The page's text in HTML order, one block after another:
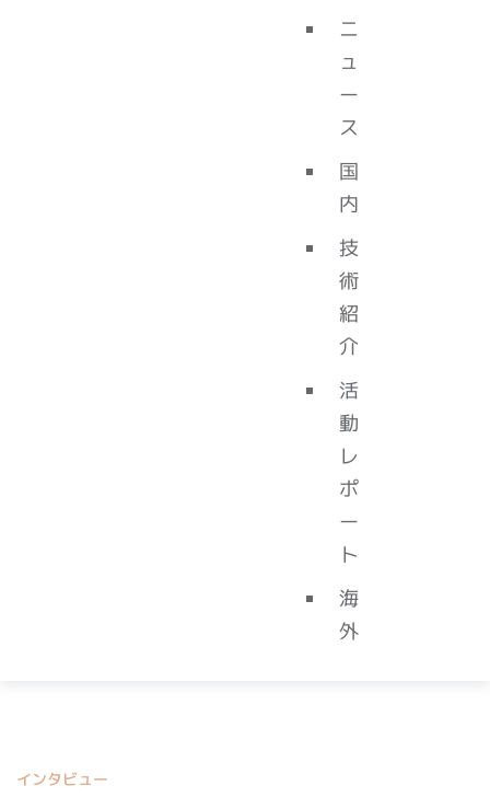
ニ
ュ
ー
ス
国
内
技
術
紹
介
活
動
レ
ポ
ー
ト
海
外
インタビュー